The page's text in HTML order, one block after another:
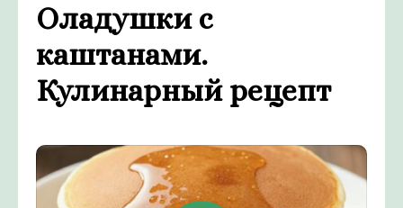
Оладушки с
каштанами.
Кулинарный рецепт